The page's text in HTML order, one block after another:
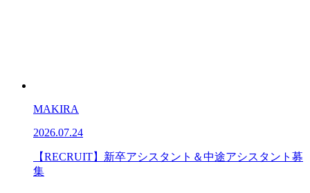
MAKIRA
2026.07.24
【RECRUIT】新卒アシスタント＆中途アシスタント募
集